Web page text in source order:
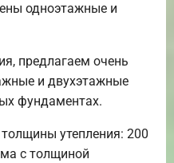
одноэтажные и
предлагаем очень
и двухэтажные
фундаментах.
утепления: 200
с толщиной